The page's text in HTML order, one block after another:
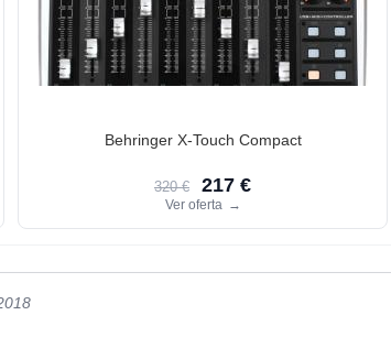
Behringer X-Touch Compact
320 € 217 €
Ver oferta →